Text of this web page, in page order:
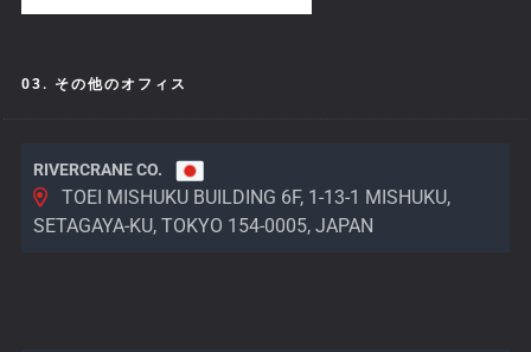
03. その他のオフィス
RIVERCRANE CO.
TOEI MISHUKU BUILDING 6F, 1-13-1 MISHUKU,
SETAGAYA-KU, TOKYO 154-0005, JAPAN